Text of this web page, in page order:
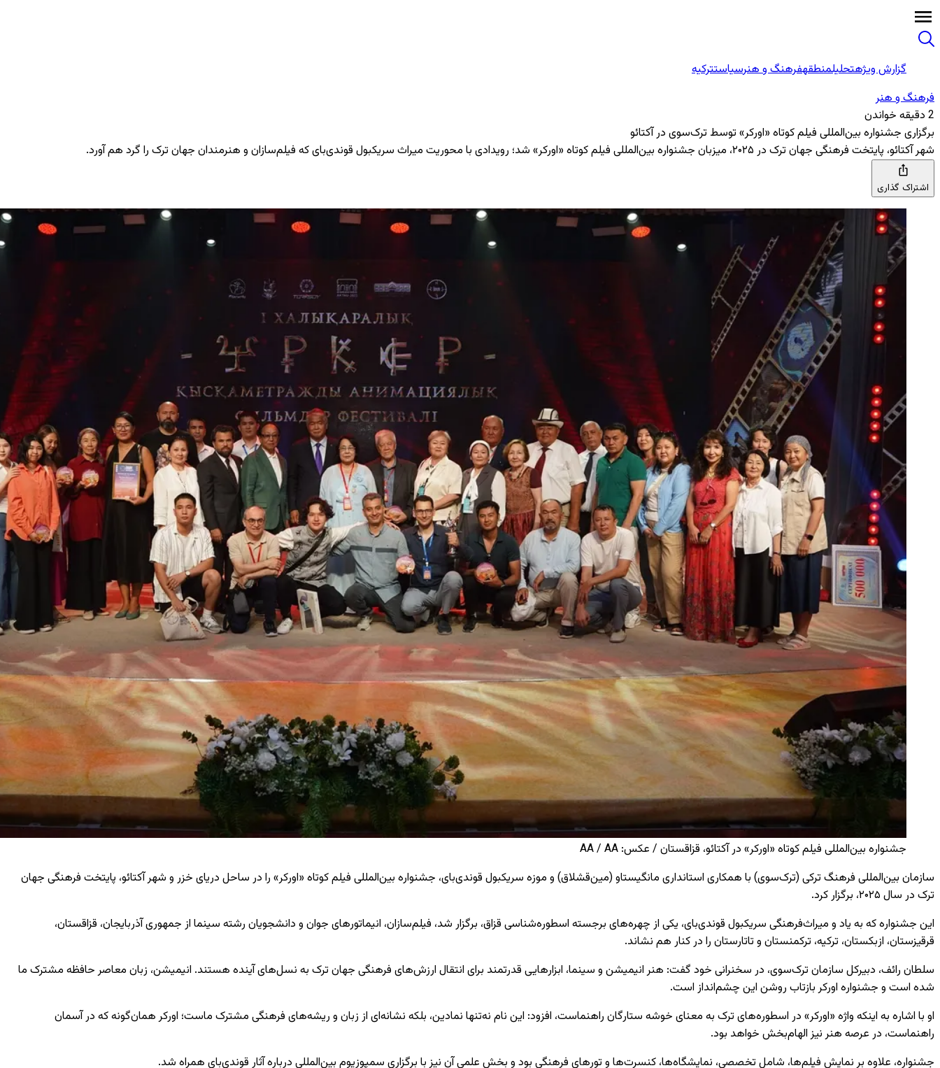
گزارش ویژهتحلیلمنطقهفرهنگ و هنرسیاستترکیه
فرهنگ و هنر
2 دقیقه خواندن
برگزاری جشنواره بین‌المللی فیلم کوتاه «اورکر» توسط ترک‌سوی در آکتائو
شهر آکتائو، پایتخت فرهنگی جهان ترک در ۲۰۲۵، میزبان جشنواره بین‌المللی فیلم کوتاه «اورکر» شد؛ رویدادی با محوریت میراث سریکبول قوندی‌بای که فیلم‌سازان و هنرمندان جهان ترک را گرد هم آورد.
اشتراک گذاری
جشنواره بین‌المللی فیلم کوتاه «اورکر» در آکتائو، قزاقستان / عکس: AA / AA
سازمان بین‌المللی فرهنگ ترکی (ترک‌سوی) با همکاری استانداری مانگیستاو (مین‌قشلاق) و موزه سریکبول قوندی‌بای، جشنواره بین‌المللی فیلم کوتاه «اورکر» را در ساحل دریای خزر و شهر آکتائو، پایتخت فرهنگی جهان
ترک در سال ۲۰۲۵، برگزار کرد.
این جشنواره که به یاد و میراث‌فرهنگی سریکبول قوندی‌بای، یکی از چهره‌های برجسته اسطوره‌شناسی قزاق، برگزار شد، فیلم‌سازان، انیماتورهای جوان و دانشجویان رشته سینما از جمهوری آذربایجان، قزاقستان،
قرقیزستان، ازبکستان، ترکیه، ترکمنستان و تاتارستان را در کنار هم نشاند.
سلطان رائف، دبیرکل سازمان ترک‌سوی، در سخنرانی خود گفت: هنر انیمیشن و سینما، ابزارهایی قدرتمند برای انتقال ارزش‌های فرهنگی جهان ترک به نسل‌های آینده هستند. انیمیشن، زبان معاصر حافظه مشترک ما
شده است و جشنواره اورکر بازتاب روشن این چشم‌انداز است.
او با اشاره به اینکه واژه «اورکر» در اسطوره‌های ترک به معنای خوشه ستارگان راهنماست، افزود: این نام نه‌تنها نمادین، بلکه نشانه‌ای از زبان و ریشه‌های فرهنگی مشترک ماست؛ اورکر همان‌گونه که در آسمان
راهنماست، در عرصه هنر نیز الهام‌بخش خواهد بود.
جشنواره، علاوه بر نمایش فیلم‌ها، شامل تخصصی، نمایشگاه‌ها، کنسرت‌ها و تورهای فرهنگی بود و بخش علمی آن نیز با برگزاری سمپوزیوم بین‌المللی درباره آثار قوندی‌بای همراه شد.